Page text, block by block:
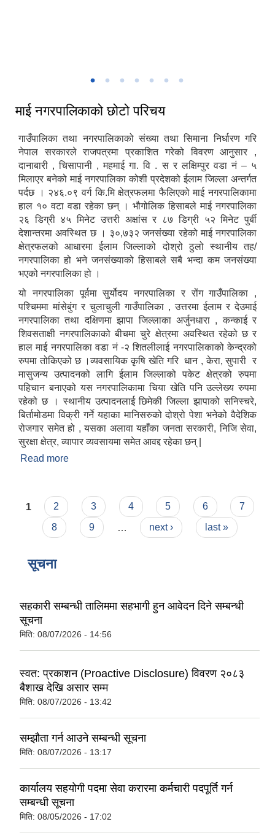
माई नगरपालिकाको छोटो परिचय
गाउँपालिका तथा नगरपालिकाको संख्या तथा सिमाना निर्धारण गरि
नेपाल सरकारले राजपत्रमा प्रकाशित गरेको विवरण आनुसार ,
दानाबारी , चिसापानी , महमाई गा. वि . स र लक्षिम्पुर वडा नं – ५
मिलाएर बनेको माई नगरपालिका कोशी प्रदेशको ईलाम जिल्ला अन्तर्गत
पर्दछ । २४६.०९ वर्ग कि.मि क्षेत्रफलमा फैलिएको माई नगरपालिकामा
हाल १० वटा वडा रहेका छन् । भौगोलिक हिसाबले माई नगरपालिका
२६ डिग्री ४५ मिनेट उत्तरी अक्षांस र ८७ डिग्री ५२ मिनेट पुर्बी
देशान्तरमा अवस्थित छ । ३०,७३२ जनसंख्या रहेको माई नगरपालिका
क्षेत्रफलको आधारमा ईलाम जिल्लाको दोश्रो ठुलो स्थानीय तह/
नगरपालिका हो भने जनसंख्याको हिसाबले सबै भन्दा कम जनसंख्या
भएको नगरपालिका हो ।
यो नगरपालिका पूर्वमा सुर्योदय नगरपालिका र रोंग गाउँपालिका ,
पश्चिममा मांसेबुंग र चुलाचुली गाउँपालिका , उत्तरमा ईलाम र देउमाई
नगरपालिका तथा दक्षिणमा झापा जिल्लाका अर्जुनधारा , कन्काई र
शिवसताक्षी नगरपालिकाको बीचमा चुरे क्षेत्रमा अवस्थित रहेको छ र
हाल माई नगरपालिका वडा नं -२ शितलीलाई नगरपालिकाको केन्द्रको
रुपमा तोकिएको छ ।व्यवसायिक कृषि खेति गरि धान , केरा, सुपारी र
मासुजन्य उत्पादनको लागि ईलाम जिल्लाको पकेट क्षेत्रको रुपमा
पहिचान बनाएको यस नगरपालिकामा चिया खेति पनि उल्लेख्य रुपमा
रहेको छ । स्थानीय उत्पादनलाई छिमेकी जिल्ला झापाको सनिस्चरे,
बिर्तामोडमा विक्री गर्ने यहाका मानिसरुको दोश्रो पेशा भनेको वैदेशिक
रोजगार समेत हो , यसका अलावा यहाँका जनता सरकारी, निजि सेवा,
सुरक्षा क्षेत्र, व्यापार व्यवसायमा समेत आवद्द रहेका छन् |
Read more
Pages
1 2 3 4 5 6
7
8
9 next › last »
सूचना
सहकारी सम्बन्धी तालिममा सहभागी हुन आवेदन दिने सम्बन्धी
सूचना
मिति: 08/07/2026 - 14:56
स्वत: प्रकाशन (Proactive Disclosure) विवरण २०८३
बैशाख देखि असार सम्म
मिति: 08/07/2026 - 13:42
सम्झौता गर्न आउने सम्बन्धी सूचना
मिति: 08/07/2026 - 13:17
कार्यालय सहयोगी पदमा सेवा करारमा कर्मचारी पदपूर्ति गर्न
सम्बन्धी सूचना
मिति: 08/05/2026 - 17:02